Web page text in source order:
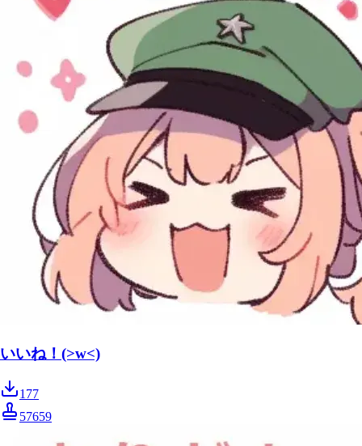
いいね！(>w<)
177
57659